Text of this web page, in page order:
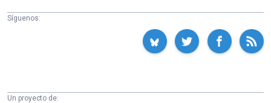
Síguenos:
Un proyecto de: